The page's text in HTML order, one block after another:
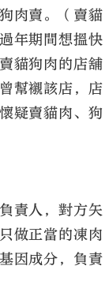
肉賣。（賣貓
年期間想搵快
貓狗肉的店舖
幫襯該店，店
疑賣貓肉、狗
責人，對方矢
做正當的凍肉
因成分，負責